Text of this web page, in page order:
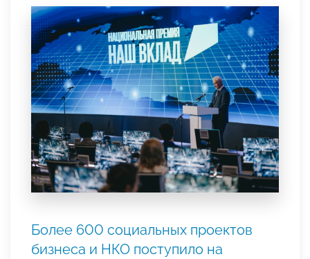
Более 600 социальных проектов
бизнеса и НКО поступило на